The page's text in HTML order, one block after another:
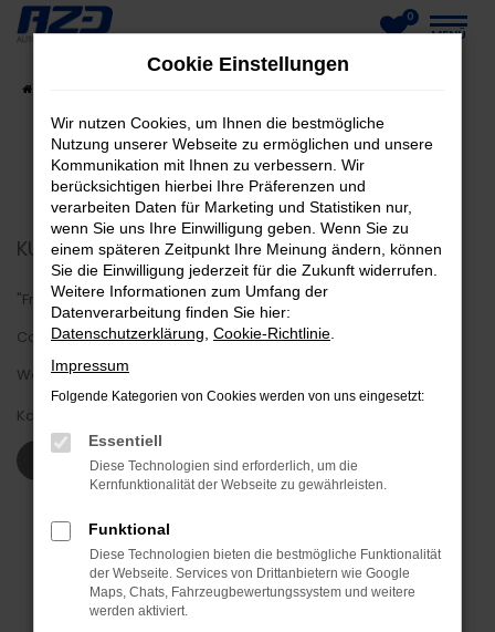
Zum
springen
0
MENÜ
KUNDENMEINUNGEN
"Freundlich und hilfsbereit. Schnelle Abwicklung trotz
Coronaproblem. Firma macht einen sehr guten Eindruck was
Werkstatt, Hof und Büros angeht."
Karsten Z.
WEITERE KUNDENSTIMMEN LESEN
Cookie Einstellungen
Wir nutzen Cookies, um Ihnen die bestmögliche
Nutzung unserer Webseite zu ermöglichen und unsere
Kommunikation mit Ihnen zu verbessern. Wir
berücksichtigen hierbei Ihre Präferenzen und
verarbeiten Daten für Marketing und Statistiken nur,
wenn Sie uns Ihre Einwilligung geben. Wenn Sie zu
einem späteren Zeitpunkt Ihre Meinung ändern, können
Sie die Einwilligung jederzeit für die Zukunft widerrufen.
Weitere Informationen zum Umfang der
Datenverarbeitung finden Sie hier:
Datenschutzerklärung Cookie-Richtlinie
Impressum
Folgende Kategorien von Cookies werden von uns eingesetzt:
Essentiell
Diese Technologien sind erforderlich, um die
Kernfunktionalität der Webseite zu gewährleisten.
Funktional
Diese Technologien bieten die bestmögliche Funktionalität
der Webseite. Services von Drittanbietern wie Google
Maps, Chats, Fahrzeugbewertungssystem und weitere
werden aktiviert.